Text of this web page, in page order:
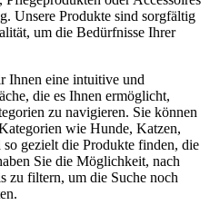
Unsere Produkte ⁤sind sorgfältig⁢
um die ⁣Bedürfnisse Ihrer⁣
Ihnen eine intuitive und
die ⁤es​ Ihnen ermöglicht,
zu navigieren. Sie können‍
wie ⁢Hunde, Katzen,
gezielt die Produkte ‍finden, die
Sie die Möglichkeit, nach
zu filtern, um die Suche noch